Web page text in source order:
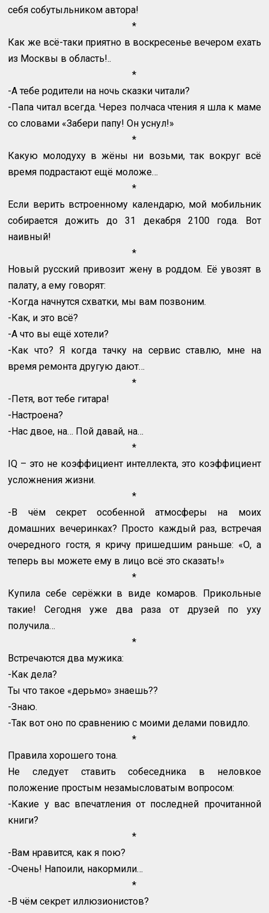
себя собутыльником автора!
*
Как же всё-таки приятно в воскресенье вечером ехать
из Москвы в область!..
*
-А тебе родители на ночь сказки читали?
-Папа читал всегда. Через полчаса чтения я шла к маме
со словами «Забери папу! Он уснул!»
*
Какую молодуху в жёны ни возьми, так вокруг всё
время подрастают ещё моложе…
*
Если верить встроенному календарю, мой мобильник
собирается дожить до 31 декабря 2100 года. Вот
наивный!
*
Новый русский привозит жену в роддом. Её увозят в
палату, а ему говорят:
-Когда начнутся схватки, мы вам позвоним.
-Как, и это всё?
-А что вы ещё хотели?
-Как что? Я когда тачку на сервис ставлю, мне на
время ремонта другую дают…
*
-Петя, вот тебе гитара!
-Настроена?
-Нас двое, на… Пой давай, на…
*
IQ – это не коэффициент интеллекта, это коэффициент
усложнения жизни.
*
-В чём секрет особенной атмосферы на моих
домашних вечеринках? Просто каждый раз, встречая
очередного гостя, я кричу пришедшим раньше: «О, а
теперь вы можете ему в лицо всё это сказать!»
*
Купила себе серёжки в виде комаров. Прикольные
такие! Сегодня уже два раза от друзей по уху
получила…
*
Встречаются два мужика:
-Как дела?
Ты что такое «дерьмо» знаешь??
-Знаю.
-Так вот оно по сравнению с моими делами повидло.
*
Правила хорошего тона.
Не следует ставить собеседника в неловкое
положение простым незамысловатым вопросом:
-Какие у вас впечатления от последней прочитанной
книги?
*
-Вам нравится, как я пою?
-Очень! Напоили, накормили…
*
-В чём секрет иллюзионистов?